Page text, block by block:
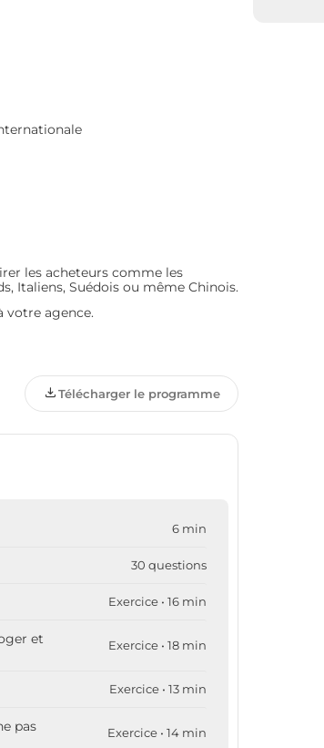
les acheteurs comme les
Italiens, Suédois ou même Chinois.
votre agence.
Télécharger le programme
6 min
30 questions
Exercice • 16 min
et
Exercice • 18 min
Exercice • 13 min
pas
Exercice • 14 min